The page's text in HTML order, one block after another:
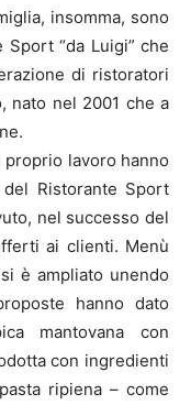
insomma, sono
“da Luigi” che
di ristoratori
nato nel 2001 che a
proprio lavoro hanno
Ristorante Sport
nel successo del
ai clienti. Menù
è ampliato unendo
hanno dato
mantovana con
con ingredienti
ripiena – come